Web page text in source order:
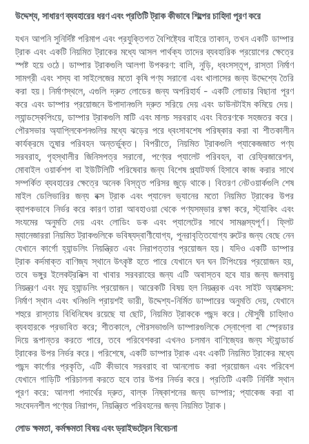
উদ্দেশ্য, সাধারণ ব্যবহারের ধরণ এবং প্রতিটি ট্রাক কীভাবে শিল্পের চাহিদা পূরণ করে
যখন আপনি সুনির্দিষ্ট পরিমাপ এবং প্রযুক্তিগত বৈশিষ্ট্যের বাইরে তাকান, তখন একটি ডাম্পার
ট্রাক এবং একটি নিয়মিত ট্রাকের মধ্যে আসল পার্থক্য তাদের ব্যবহারিক প্রয়োগের ক্ষেত্রে
স্পষ্ট হয়ে ওঠে। ডাম্পার ট্রাকগুলি আলগা উপকরণ: বালি, নুড়ি, ধ্বংসস্তূপ, রাস্তা নির্মাণ
সামগ্রী এবং শস্য বা সাইলেজের মতো কৃষি পণ্য সরানো এবং খালাসের জন্য উদ্দেশ্যে তৈরি
করা হয়। নির্মাণস্থলে, এগুলি দ্রুত লোডের জন্য অপরিহার্য - একটি লোডার বিছানা পূরণ
করে এবং ডাম্পার প্রয়োজনে উপাদানগুলি দ্রুত সরিয়ে দেয় এবং ডাউনটাইম কমিয়ে দেয়।
ল্যান্ডস্কেপিংয়ে, ডাম্পার ট্রাকগুলি মাটি এবং মালচ সরবরাহ এবং বিতরণকে সহজতর করে।
পৌরসভার অ্যাপ্লিকেশনগুলির মধ্যে ঝড়ের পরে ধ্বংসাবশেষ পরিষ্কার করা বা শীতকালীন
কার্যক্রমে তুষার পরিবহন অন্তর্ভুক্ত। বিপরীতে, নিয়মিত ট্রাকগুলি প্যাকেজজাত পণ্য
সরবরাহ, গৃহস্থালীর জিনিসপত্র সরানো, পণ্যের প্যালেট পরিবহন, বা রেফ্রিজারেশন,
মোবাইল ওয়ার্কশপ বা ইউটিলিটি পরিষেবার জন্য বিশেষ প্ল্যাটফর্ম হিসাবে কাজ করার সাথে
সম্পর্কিত ব্যবহারের ক্ষেত্রে অনেক বিস্তৃত পরিসর জুড়ে থাকে। বিতরণ নেটওয়ার্কগুলি শেষ
মাইল ডেলিভারির জন্য বক্স ট্রাক এবং প্যানেল ভ্যানের মতো নিয়মিত ট্রাকের উপর
ব্যাপকভাবে নির্ভর করে কারণ তারা আবহাওয়া থেকে পণ্যসম্ভার রক্ষা করে, স্ট্যাকিং এবং
সংযমের অনুমতি দেয় এবং লোডিং ডক এবং প্যালেটের সাথে সামঞ্জস্যপূর্ণ। ফ্লিট
ম্যানেজাররা নিয়মিত ট্রাকগুলিকে ভবিষ্যদ্বাণীযোগ্য, পুনরাবৃত্তিযোগ্য রুটের জন্য বেছে নেন
যেখানে কার্গো হ্যান্ডলিং নিয়ন্ত্রিত এবং নিরাপত্তার প্রয়োজন হয়। যদিও একটি ডাম্পার
ট্রাক কর্দমাক্ত বাণিজ্য স্থানে উৎকৃষ্ট হতে পারে যেখানে ঘন ঘন টিপিংয়ের প্রয়োজন হয়,
তবে ভঙ্গুর ইলেকট্রনিক্স বা খাবার সরবরাহের জন্য এটি অবাস্তব হবে যার জন্য জলবায়ু
নিয়ন্ত্রণ এবং মৃদু হ্যান্ডলিং প্রয়োজন। আরেকটি বিষয় হল নিয়ন্ত্রক এবং সাইট অ্যাক্সেস:
নির্মাণ স্থান এবং খনিগুলি প্রায়শই ভারী, উদ্দেশ্য-নির্মিত ডাম্পারের অনুমতি দেয়, যেখানে
শহুরে রাস্তায় বিধিনিষেধ রয়েছে যা ছোট, নিয়মিত ট্রাককে পছন্দ করে। মৌসুমী চাহিদাও
ব্যবহারকে প্রভাবিত করে; শীতকালে, পৌরসভাগুলি ডাম্পারগুলিকে স্নোপ্লো বা স্প্রেডার
দিয়ে রূপান্তর করতে পারে, তবে পরিবেশকরা এখনও চলমান বাণিজ্যের জন্য স্ট্যান্ডার্ড
ট্রাকের উপর নির্ভর করে। পরিশেষে, একটি ডাম্পার ট্রাক এবং একটি নিয়মিত ট্রাকের মধ্যে
পছন্দ কার্গোর প্রকৃতি, এটি কীভাবে সরবরাহ বা আনলোড করা প্রয়োজন এবং পরিবেশ
যেখানে গাড়িটি পরিচালনা করতে হবে তার উপর নির্ভর করে। প্রতিটি একটি নির্দিষ্ট স্থান
পূরণ করে: আলগা পদার্থের দ্রুত, বাল্ক নিষ্কাশনের জন্য ডাম্পার; প্যাকেজ করা বা
সংবেদনশীল পণ্যের নিরাপদ, নিয়ন্ত্রিত পরিবহনের জন্য নিয়মিত ট্রাক।
লোড ক্ষমতা, কর্মক্ষমতা বিষয় এবং ড্রাইভট্রেন বিবেচনা